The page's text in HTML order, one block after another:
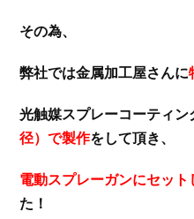
その為、
弊社では金属加工屋さんに
光触媒スプレーコーティン
径）で製作をして頂き、
電動スプレーガンにセット
た！